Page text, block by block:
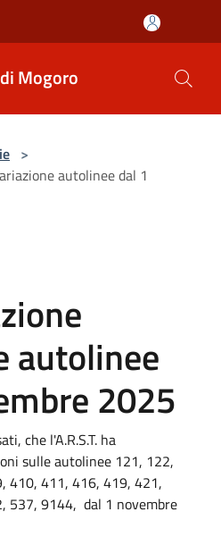
Mogoro
>
autolinee dal 1
autolinee
2025
che l'A.R.S.T. ha
sulle autolinee 121, 122,
410, 411, 416, 419, 421,
537, 9144, dal 1 novembre